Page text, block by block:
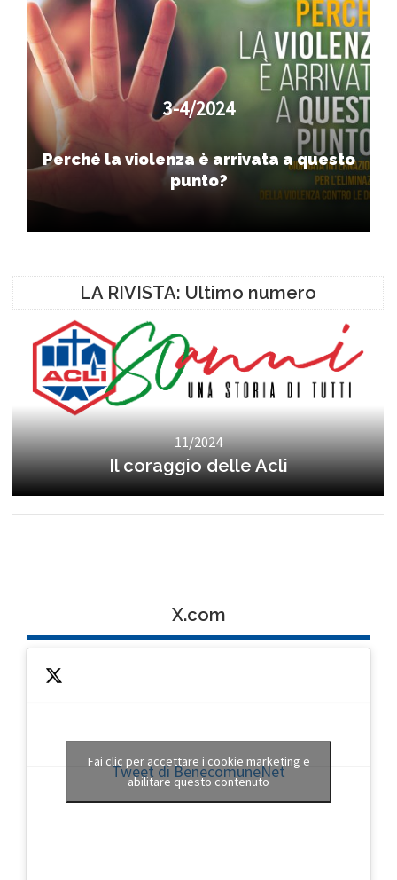
3-4/2024
Perché la violenza è arrivata a questo
punto?
LA RIVISTA: Ultimo numero
11/2024
Il coraggio delle Acli
X.com
Tweet di BenecomuneNet
Fai clic per accettare i cookie marketing e
abilitare questo contenuto